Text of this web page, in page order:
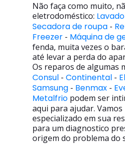
Não faça como muito,
eletrodoméstico:
Secadora de roupa -
Freezer - Máquina de
fenda, muita vezes o
até levar a perda do
Os reparos de algumas
Consul - Continental -
Samsung - Benmax -
Metalfrio podem ser
aqui para ajudar.
especializado em sua
para um diagnostico
origem do problema do